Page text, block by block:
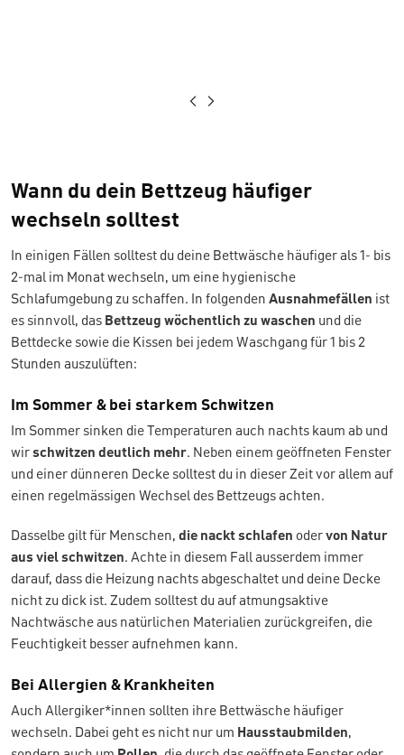
Wann du dein Bettzeug häufiger
wechseln solltest
In einigen Fällen solltest du deine Bettwäsche häufiger als 1- bis
2-mal im Monat wechseln, um eine hygienische
Schlafumgebung zu schaffen. In folgenden Ausnahmefällen ist
es sinnvoll, das Bettzeug wöchentlich zu waschen und die
Bettdecke sowie die Kissen bei jedem Waschgang für 1 bis 2
Stunden auszulüften:
Im Sommer & bei starkem Schwitzen
Im Sommer sinken die Temperaturen auch nachts kaum ab und
wirschwitzen deutlich mehr. Neben einem geöffneten Fenster
und einer dünneren Decke solltest du in dieser Zeit vor allem auf
einen regelmässigen Wechsel des Bettzeugs achten.
Dasselbe gilt für Menschen, die nackt schlafen odervon Natur
aus viel schwitzen. Achte in diesem Fall ausserdem immer
darauf, dass die Heizung nachts abgeschaltet und deine Decke
nicht zu dick ist. Zudem solltest du auf atmungsaktive
Nachtwäsche aus natürlichen Materialien zurückgreifen, die
Feuchtigkeit besser aufnehmen kann.
Bei Allergien & Krankheiten
Auch Allergiker*innen sollten ihre Bettwäsche häufiger
wechseln. Dabei geht es nicht nur um Hausstaubmilden,